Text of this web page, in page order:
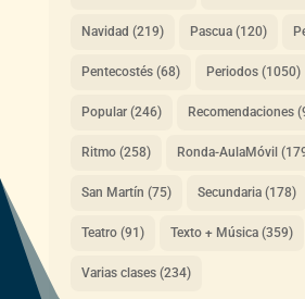
Navidad (219) Pascua(120)
Pentecostés(68) Periodos(1050)
Popular(246) Recomendaciones
Ritmo(258) Ronda-AulaMóvil
San Martín (75) Secundaria(178)
Teatro(91) Texto + Música(359)
Varias clases(234)